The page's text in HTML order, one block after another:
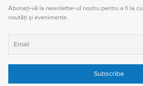
Abonați-vă la newsletter-ul nostru pentru a fi la
noutăți și evenimente.